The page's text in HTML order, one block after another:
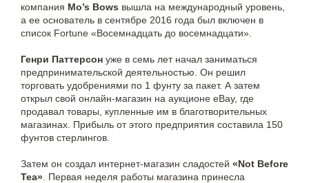
компания Mo’s Bows вышла на международный уровень,
а ее основатель в сентябре 2016 года был включен в
список Fortune «Восемнадцать до восемнадцати».
Генри Паттерсон уже в семь лет начал заниматься
предпринимательской деятельностью. Он решил
торговать удобрениями по 1 фунту за пакет. А затем
открыл свой онлайн-магазин на аукционе eBay, где
продавал товары, купленные им в благотворительных
магазинах. Прибыль от этого предприятия составила 150
фунтов стерлингов.
Затем он создал интернет-магазин сладостей «Not Before
Tea» . Первая неделя работы магазина принесла